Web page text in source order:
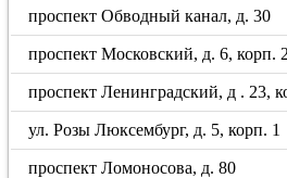
проспект Обводный канал, д. 30
проспект Московский, д. 6, корп. 2
проспект Ленинградский, д . 23,
ул. Розы Люксембург, д. 5, корп. 1
проспект Ломоносова, д. 80